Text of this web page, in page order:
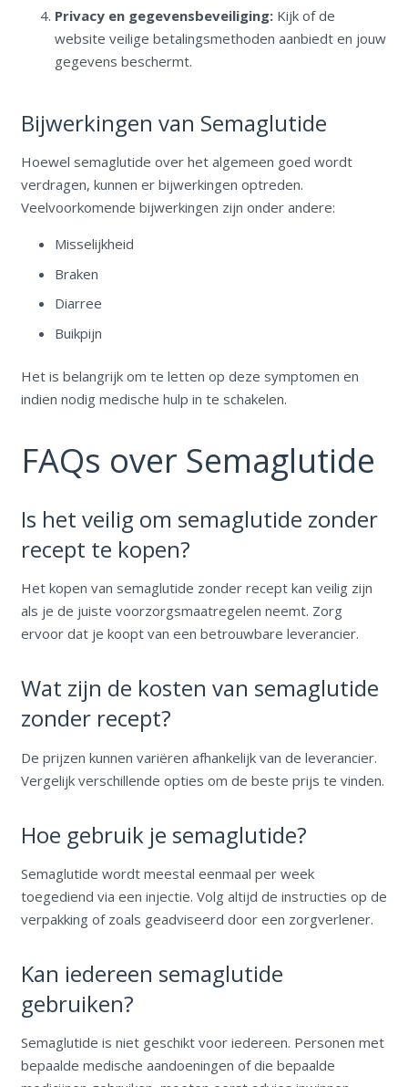
Privacy en gegevensbeveiliging: Kijk of de
website veilige betalingsmethoden aanbiedt en jouw
gegevens beschermt.
Bijwerkingen van Semaglutide
Hoewel semaglutide over het algemeen goed wordt
verdragen, kunnen er bijwerkingen optreden.
Veelvoorkomende bijwerkingen zijn onder andere:
Misselijkheid
Braken
Diarree
Buikpijn
Het is belangrijk om te letten op deze symptomen en
indien nodig medische hulp in te schakelen.
FAQs over Semaglutide
Is het veilig om semaglutide zonder
recept te kopen?
Het kopen van semaglutide zonder recept kan veilig zijn
als je de juiste voorzorgsmaatregelen neemt. Zorg
ervoor dat je koopt van een betrouwbare leverancier.
Wat zijn de kosten van semaglutide
zonder recept?
De prijzen kunnen variëren afhankelijk van de leverancier.
Vergelijk verschillende opties om de beste prijs te vinden.
Hoe gebruik je semaglutide?
Semaglutide wordt meestal eenmaal per week
toegediend via een injectie. Volg altijd de instructies op de
verpakking of zoals geadviseerd door een zorgverlener.
Kan iedereen semaglutide
gebruiken?
Semaglutide is niet geschikt voor iedereen. Personen met
bepaalde medische aandoeningen of die bepaalde